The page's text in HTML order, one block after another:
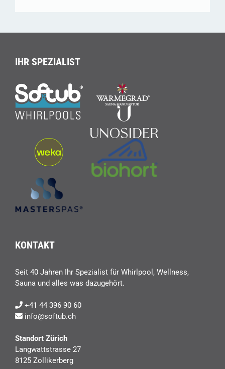
IHR SPEZIALIST
KONTAKT
Seit 40 Jahren Ihr Spezialist für Whirlpool, Wellness,
Sauna und alles was dazugehört.
+41 44 396 90 60
info@softub.ch
Standort Zürich
Langwattstrasse 27
8125 Zollikerberg